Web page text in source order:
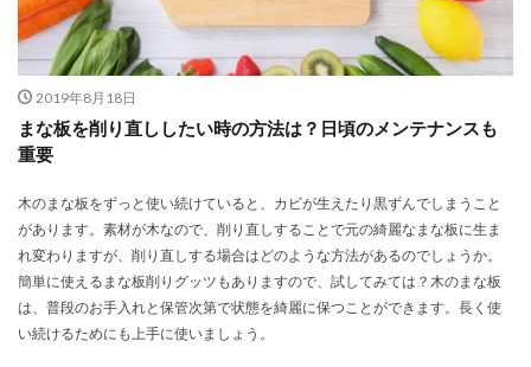
2019年8月18日
まな板を削り直ししたい時の方法は？日頃のメンテナンスも
重要
木のまな板をずっと使い続けていると、カビが生えたり黒ずんでしまうこと
があります。素材が木なので、削り直しすることで元の綺麗なまな板に生ま
れ変わりますが、削り直しする場合はどのような方法があるのでしょうか。
簡単に使えるまな板削りグッツもありますので、試してみては？木のまな板
は、普段のお手入れと保管次第で状態を綺麗に保つことができます。長く使
い続けるためにも上手に使いましょう。